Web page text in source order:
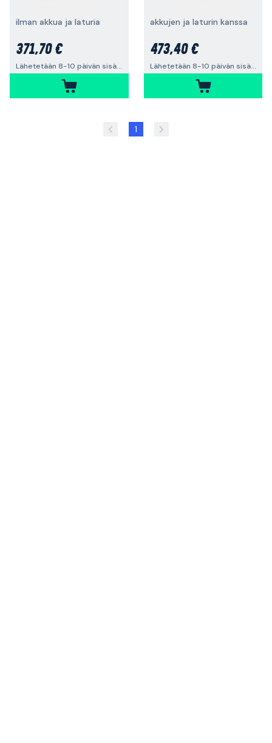
ilman akkua ja laturia
371,70 €
Lähetetään 8-10 päivän sisällä
akkujen ja laturin kanssa
473,40 €
Lähetetään 8-10 päivän sisällä
1